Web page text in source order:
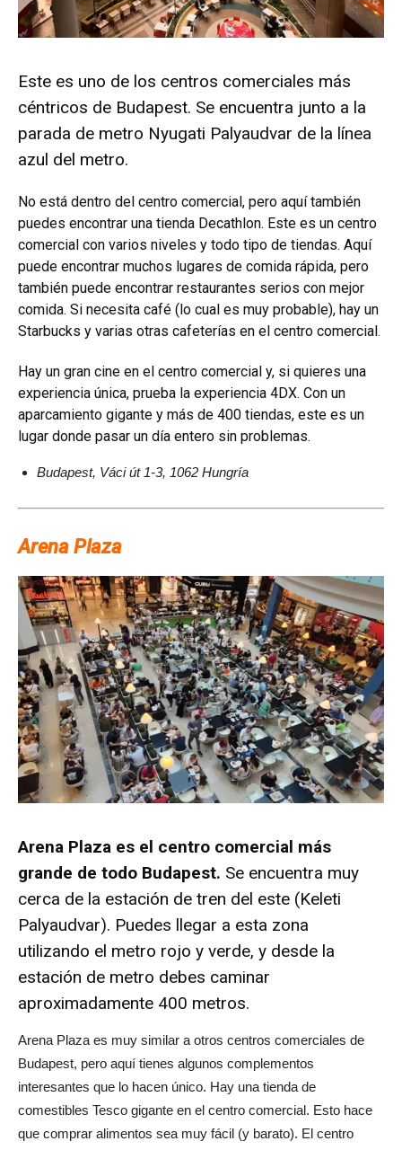
Este es uno de los centros comerciales más
céntricos de Budapest. Se encuentra junto a la
parada de metro Nyugati Palyaudvar de la línea
azul del metro.
No está dentro del centro comercial, pero aquí también
puedes encontrar una tienda Decathlon. Este es un centro
comercial con varios niveles y todo tipo de tiendas. Aquí
puede encontrar muchos lugares de comida rápida, pero
también puede encontrar restaurantes serios con mejor
comida. Si necesita café (lo cual es muy probable), hay un
Starbucks y varias otras cafeterías en el centro comercial.
Hay un gran cine en el centro comercial y, si quieres una
experiencia única, prueba la experiencia 4DX. Con un
aparcamiento gigante y más de 400 tiendas, este es un
lugar donde pasar un día entero sin problemas.
Budapest, Váci út 1-3, 1062 Hungría
Arena Plaza
Arena Plaza es el centro comercial más
grande de todo Budapest. Se encuentra muy
cerca de la estación de tren del este (Keleti
Palyaudvar). Puedes llegar a esta zona
utilizando el metro rojo y verde, y desde la
estación de metro debes caminar
aproximadamente 400 metros.
Arena Plaza es muy similar a otros centros comerciales de
Budapest, pero aquí tienes algunos complementos
interesantes que lo hacen único. Hay una tienda de
comestibles Tesco gigante en el centro comercial. Esto hace
que comprar alimentos sea muy fácil (y barato). El centro